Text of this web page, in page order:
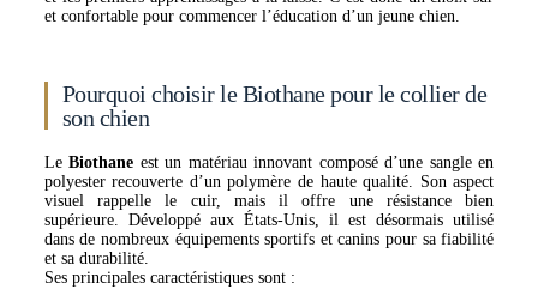
et confortable pour commencer l’éducation d’un jeune chien.
Pourquoi choisir le Biothane pour le collier de
son chien
LeBiothane est un matériau innovant composé d’une sangle en
polyester recouverte d’un polymère de haute qualité. Son aspect
visuel rappelle le cuir, mais il offre une résistance bien
supérieure. Développé aux États-Unis, il est désormais utilisé
dans de nombreux équipements sportifs et canins pour sa fiabilité
et sa durabilité.
Ses principales caractéristiques sont :